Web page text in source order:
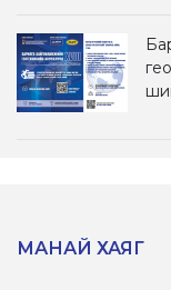
МАНАЙ ХАЯГ